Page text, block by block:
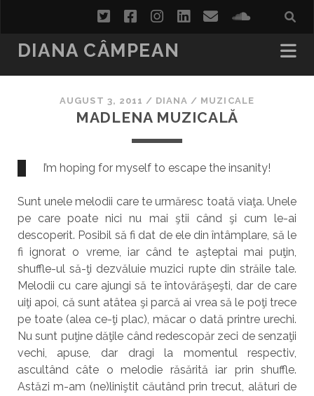
twitterfacebookinstagram
linkedin
email
DIANA CÂMPEAN
AUGUST 3, 2011 / DIANA / MUZICALE
MADLENA MUZICALĂ
I’m hoping for myself to escape the insanity!
Sunt unele melodii care te urmăresc toată viaţa. Unele
pe care poate nici nu mai ştii când şi cum le-ai
descoperit. Posibil să fi dat de ele din întâmplare, să le
fi ignorat o vreme, iar când te aşteptai mai puţin,
shuffle-ul să-ţi dezvăluie muzici rupte din străile tale.
Melodii cu care ajungi să te întovărăşeşti, dar de care
uiţi apoi, că sunt atâtea şi parcă ai vrea să le poţi trece
pe toate (alea ce-ţi plac), măcar o dată printre urechi.
Nu sunt puţine dăţile când redescopăr zeci de senzaţii
vechi, apuse, dar dragi la momentul respectiv,
ascultând câte o melodie răsărită iar prin shuffle.
Astăzi m-am (ne)liniştit căutând prin trecut, alături de